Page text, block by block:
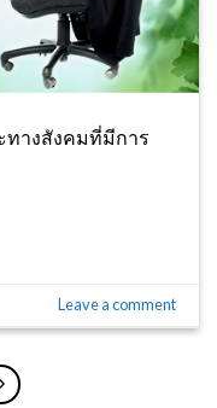
างสังคมที่มีการ
Leave a comment